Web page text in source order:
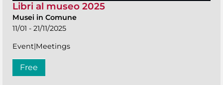
Libri al museo 2025
Musei in Comune
11/01 - 21/11/2025
Event|Meetings
Free